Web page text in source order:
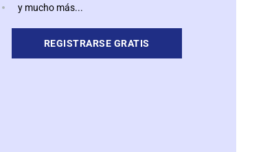
y mucho más...
REGISTRARSE GRATIS